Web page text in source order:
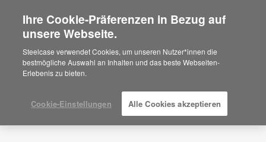
Are you in United States?
Would you like to see Products we sell in
your region?
Americas
Español
Ihre Cookie-Präferenzen in Bezug auf
unsere Webseite.
Steelcase verwendet Cookies, um unseren Nutzer*innen die
bestmögliche Auswahl an Inhalten und das beste Webseiten-
Erlebenis zu bieten.
Cookie-Einstellungen Alle Cookies akzeptieren